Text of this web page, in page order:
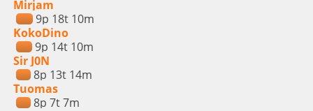
Mirjam
9p 18t 10m
KokoDino
9p 14t 10m
Sir J0N
8p 13t 14m
Tuomas
8p 7t 7m